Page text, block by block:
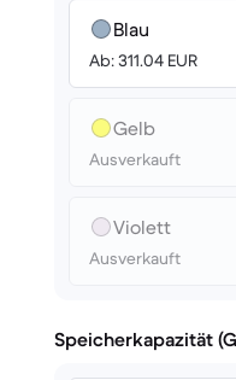
Blau
Ab: 311.04 EUR
Gelb
Ausverkauft
Violett
Ausverkauft
Speicherkapazität